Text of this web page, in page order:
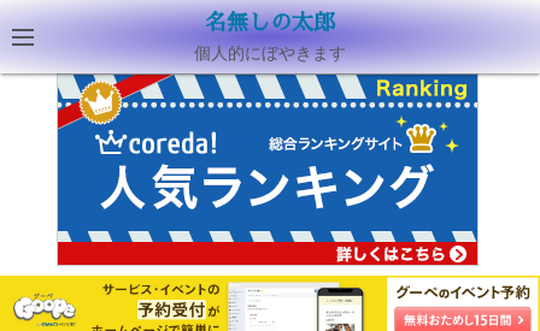
名無しの太郎
個人的にぼやきます